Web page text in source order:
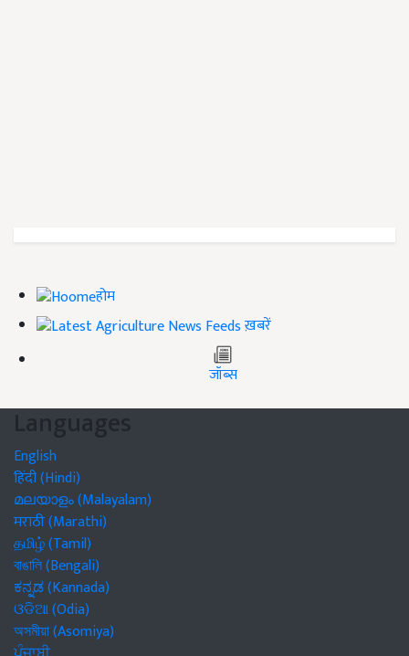
होम
ख़बरें
जॉब्स
Languages
English
हिंदी (Hindi)
മലയാളം (Malayalam)
मराठी (Marathi)
தமிழ் (Tamil)
বাঙালি (Bengali)
ಕನ್ನಡ (Kannada)
ଓଡିଆ (Odia)
অসমীয়া (Asomiya)